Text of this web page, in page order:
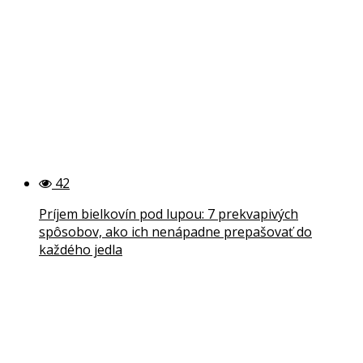
42
Príjem bielkovín pod lupou: 7 prekvapivých
spôsobov, ako ich nenápadne prepašovať do
každého jedla